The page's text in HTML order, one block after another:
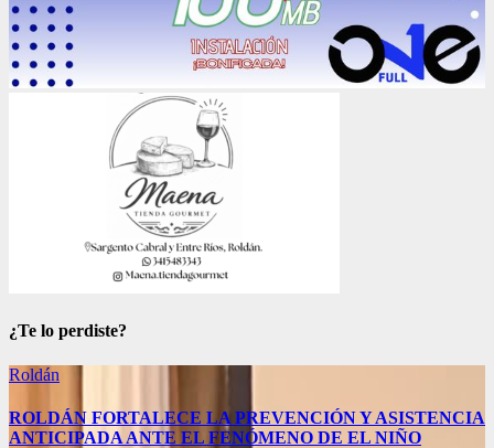
¿Te lo perdiste?
Roldán
ROLDÁN FORTALECE LA PREVENCIÓN Y ASISTENCIA
ANTICIPADA ANTE EL FENÓMENO DE EL NIÑO